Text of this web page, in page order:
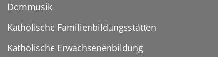
Dommusik
Katholische Familienbildungsstätten
Katholische Erwachsenenbildung